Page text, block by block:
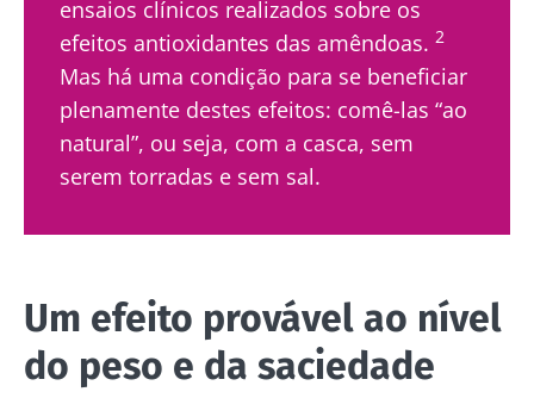
ensaios clínicos realizados sobre os
efeitos antioxidantes das amêndoas. 2
Mas há uma condição para se beneficiar
plenamente destes efeitos: comê-las “ao
natural”, ou seja, com a casca, sem
serem torradas e sem sal.
Um efeito provável ao nível
do peso e da saciedade
Redirecionamento
Ser redirecionado
informado
Junte-se à comunidade da microbiota e
receba "The Essential" uma vez por mês para
se manter atualizado com as últimas notícias
Gostaria de me inscrever para receber mais
Gostaria de me inscrever para receber mais
informações sobre a Biocodex
Eu li e aceito ascondições gerais de utilização
* Campo obrigatório
BMI 20-35